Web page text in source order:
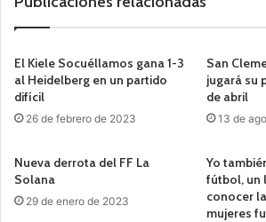
El Kiele Socuéllamos gana 1-3
al Heidelberg en un partido
difícil
26 de febrero de 2023
San
jugará su
de abril
13 de
Nueva derrota del FF La
Solana
29 de enero de 2023
Yo
fútbol, un
conocer
mujeres